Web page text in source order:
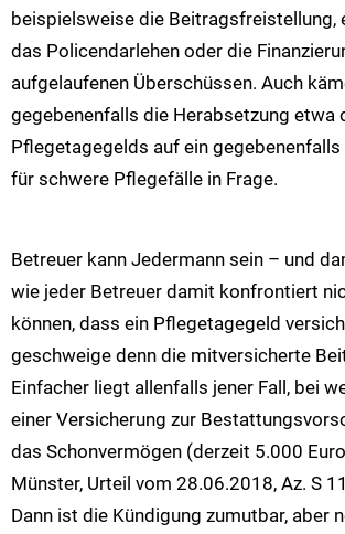
beispielsweise die Beitragsfreistellung,
das Policendarlehen oder die
aufgelaufenen Überschüssen. Auch
gegebenenfalls die Herabsetzung etwa
Pflegetagegelds auf ein
für schwere Pflegefälle in Frage.
Betreuer kann Jedermann sein – und
wie jeder Betreuer damit konfrontiert
können, dass ein Pflegetagegeld
geschweige denn die mitversicherte
Einfacher liegt allenfalls jener Fall, bei
einer Versicherung zur
das Schonvermögen (derzeit 5.000
Münster, Urteil vom 28.06.2018, Az. S
Dann ist die Kündigung zumutbar, aber